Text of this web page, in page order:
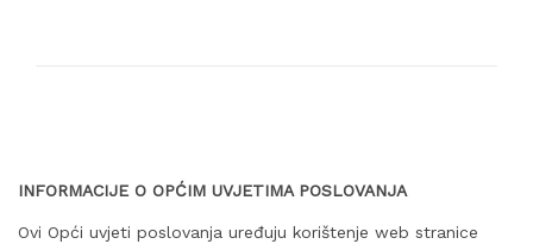
INFORMACIJE O OPĆIM UVJETIMA POSLOVANJA
Ovi Opći uvjeti poslovanja uređuju korištenje web stranice